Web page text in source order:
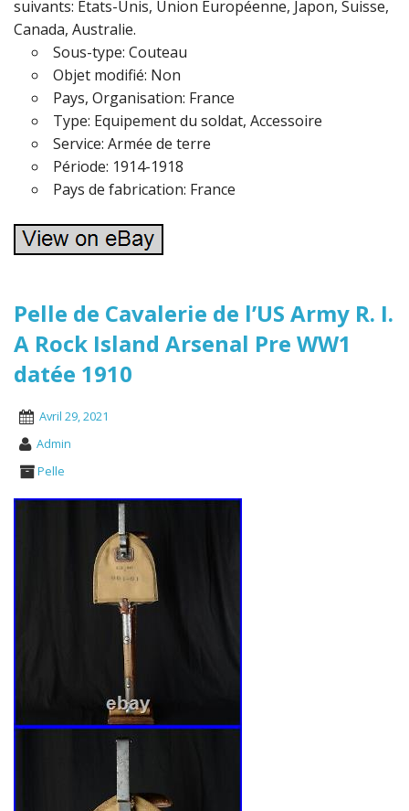
suivants: États-Unis, Union Européenne, Japon, Suisse,
Canada, Australie.
Sous-type: Couteau
Objet modifié: Non
Pays, Organisation: France
Type: Equipement du soldat, Accessoire
Service: Armée de terre
Période: 1914-1918
Pays de fabrication: France
Pelle de Cavalerie de l’US Army R. I.
A Rock Island Arsenal Pre WW1
datée 1910
Avril 29, 2021
Admin
Pelle